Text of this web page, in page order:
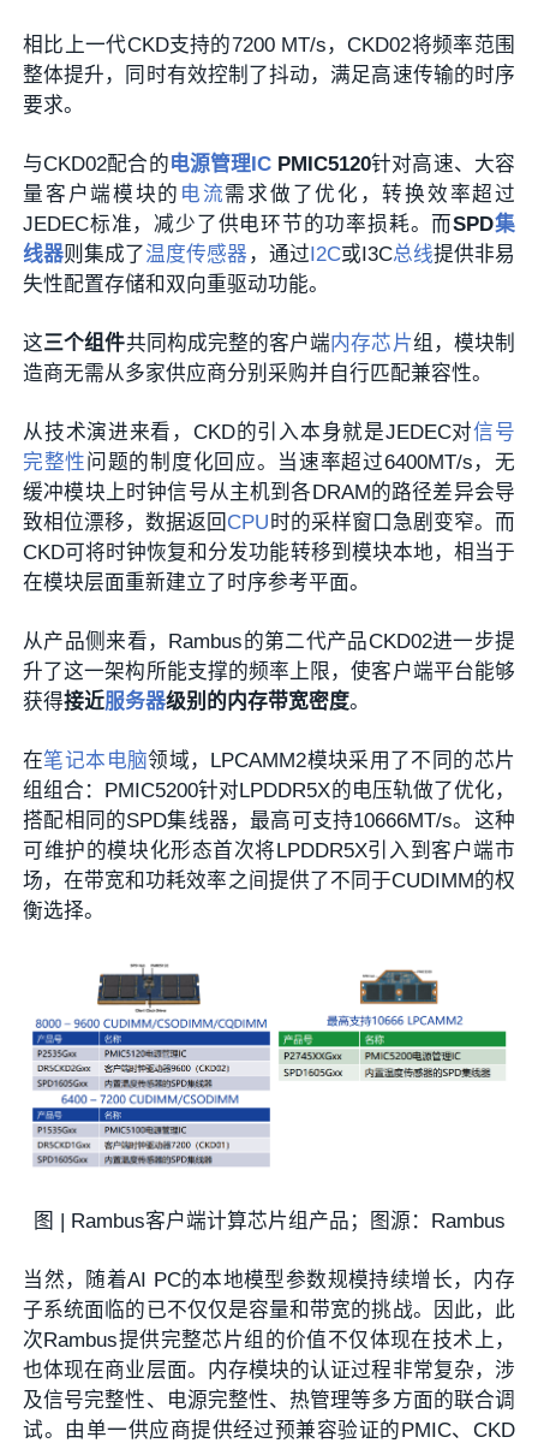
相比上一代CKD支持的7200 MT/s，CKD02将频率范围
整体提升，同时有效控制了抖动，满足高速传输的时序
要求。
与CKD02配合的电源管理IC PMIC5120针对高速、大容
量客户端模块的 电流需求做了优化，转换效率超过
JEDEC标准，减少了供电环节的功率损耗。而SPD集
线器则集成了温度传感器 ，通过I2C或I3C总线提供非易
失性配置存储和双向重驱动功能。
这三个组件共同构成完整的客户端内存芯片组，模块制
造商无需从多家供应商分别采购并自行匹配兼容性。
从技术演进来看，CKD的引入本身就是JEDEC对信号
完整性问题的制度化回应。当速率超过6400MT/s，无
缓冲模块上时钟信号从主机到各DRAM的路径差异会导
致相位漂移，数据返回 CPU时的采样窗口急剧变窄。而
CKD可将时钟恢复和分发功能转移到模块本地，相当于
在模块层面重新建立了时序参考平面。
从产品侧来看，Rambus的第二代产品CKD02进一步提
升了这一架构所能支撑的频率上限，使客户端平台能够
获得接近服务器级别的内存带宽密度。
在笔记本电脑领域，LPCAMM2模块采用了不同的芯片
组组合：PMIC5200针对LPDDR5X的电压轨做了优化，
搭配相同的SPD集线器，最高可支持10666MT/s。这种
可维护的模块化形态首次将LPDDR5X引入到客户端市
场，在带宽和功耗效率之间提供了不同于CUDIMM的权
衡选择。
图 | Rambus客户端计算芯片组产品；图源：Rambus
当然，随着AI PC的本地模型参数规模持续增长，内存
子系统面临的已不仅仅是容量和带宽的挑战。因此，此
次Rambus提供完整芯片组的价值不仅体现在技术上，
也体现在商业层面。内存模块的认证过程非常复杂，涉
及信号完整性、电源完整性、热管理等多方面的联合调
试。由单一供应商提供经过预兼容验证的PMIC、CKD